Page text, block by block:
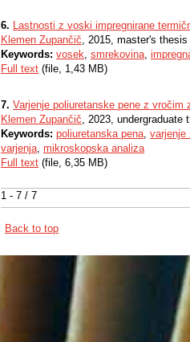
1 - 7 / 7
6. Lastnosti z voski impregnirane
Klemen Zupančič, 2015, master's thesis
Keywords: vosek, smrekovina,
Full text (file, 1,43 MB)
7. Varjenje poliuretanske pene z vročim
Klemen Zupančič, 2023, undergraduate
Keywords: poliuretanska pena, varjenje
varjenja, mikroskopska analiza
Full text (file, 6,35 MB)
Back to top